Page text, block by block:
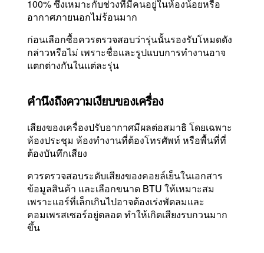
100% ซึ่งเหมาะกับช่วงที่มีคนอยู่ในห้องน้อยหรือ
อากาศภายนอกไม่ร้อนมาก
ก่อนเลือกซื้อควรตรวจสอบว่ารุ่นนั้นรองรับโหมดดัง
กล่าวหรือไม่ เพราะชื่อและรูปแบบการทำงานอาจ
แตกต่างกันในแต่ละรุ่น
คำนึงถึงความเงียบของเครื่อง
เสียงของเครื่องปรับอากาศมีผลต่อสมาธิ โดยเฉพาะ
ห้องประชุม ห้องทำงานที่ต้องโทรศัพท์ หรือพื้นที่ที่
ต้องบันทึกเสียง
ควรตรวจสอบระดับเสียงของคอยล์เย็นในเอกสาร
ข้อมูลสินค้า และเลือกขนาด BTU ให้เหมาะสม
เพราะแอร์ที่เล็กเกินไปอาจต้องเร่งพัดลมและ
คอมเพรสเซอร์อยู่ตลอด ทำให้เกิดเสียงรบกวนมาก
ขึ้น